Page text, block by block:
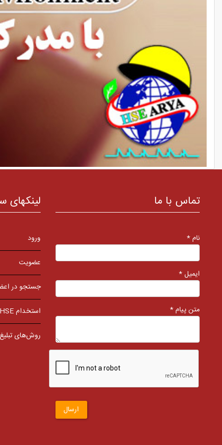
تماس با ما
نام *
ایمیل *
متن پیام *
ارسال
لینکهای
ورود
عضویت
جستجو در
استخدام HSE
روش‌های